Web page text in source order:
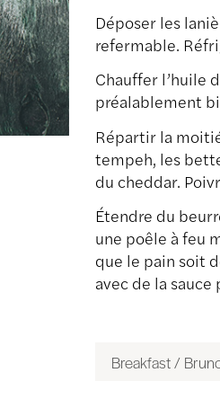
Déposer les
refermable.
Chauffer l’huile
préalablement
Répartir la
tempeh, les
du cheddar.
Étendre du
une poêle à feu
que le pain soit
avec de la
Breakfast /